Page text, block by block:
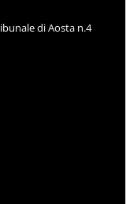
di Aosta n.4